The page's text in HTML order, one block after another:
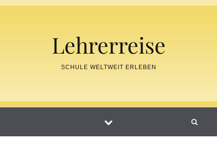
Skip to content
Lehrerreise
SCHULE WELTWEIT ERLEBEN